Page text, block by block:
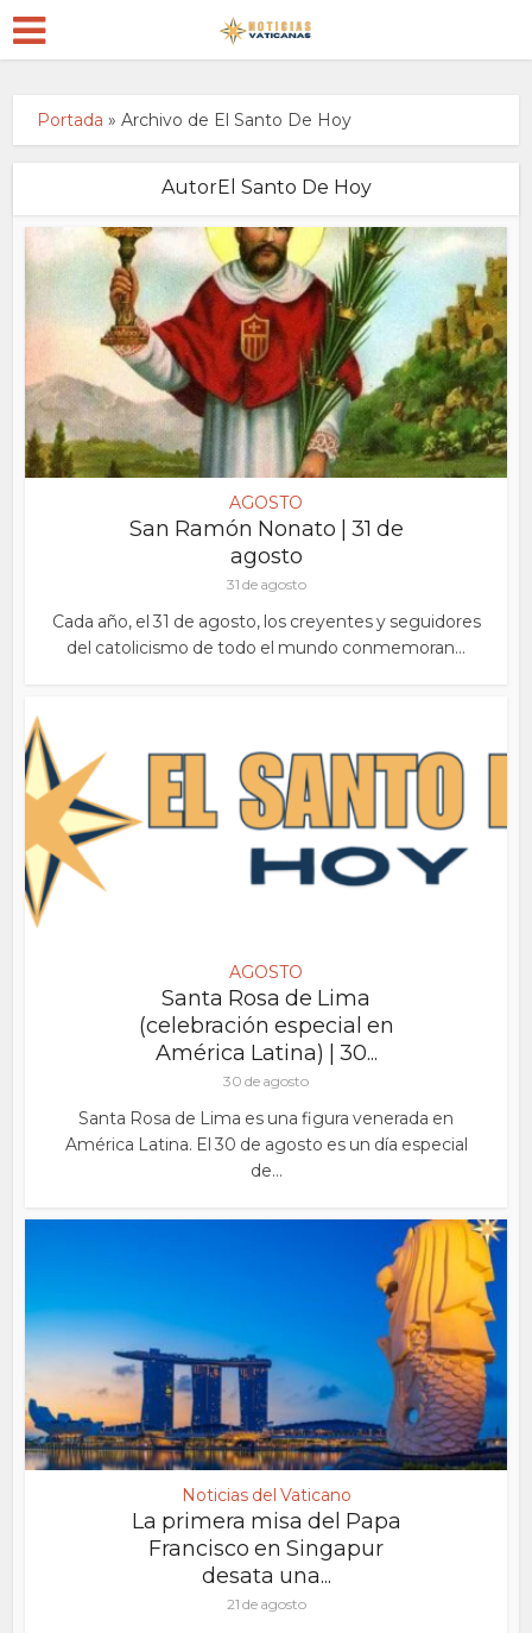
Portada »Archivo de El Santo De Hoy
AutorEl Santo De Hoy
AGOSTO
San Ramón Nonato | 31 de
agosto
31 de agosto
Cada año, el 31 de agosto, los creyentes y seguidores
del catolicismo de todo el mundo conmemoran...
AGOSTO
Santa Rosa de Lima
(celebración especial en
América Latina) | 30...
30 de agosto
Santa Rosa de Lima es una figura venerada en
América Latina. El 30 de agosto es un día especial
de...
Noticias del Vaticano
La primera misa del Papa
Francisco en Singapur
desata una...
21 de agosto